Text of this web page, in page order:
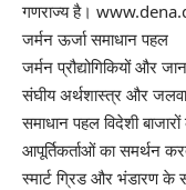
गणराज्य है।
जर्मन ऊर्जा समाधान पहल
जर्मन प्रौद्योगिकियों और
संघीय अर्थशास्त्र और
समाधान पहल विदेशी
आपूर्तिकर्ताओं का समर्थन
स्मार्ट ग्रिड और भंडारण